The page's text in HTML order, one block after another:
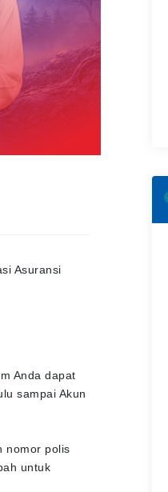
Asuransi
Anda dapat
sampai Akun
nomor polis
untuk